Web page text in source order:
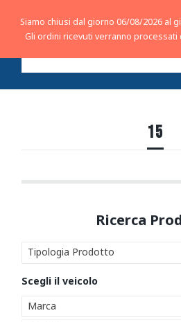
15
Tipologia Prodotto
Marca
Siamo chiusi dal giorno 06/08/2026 al
Gli ordini ricevuti verranno processati